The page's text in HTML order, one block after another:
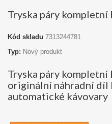
Tryska páry kompletní
Kód skladu 7313244781
Typ: Nový produkt
Tryska páry kompletní
originální náhradní díl
automatické kávovary